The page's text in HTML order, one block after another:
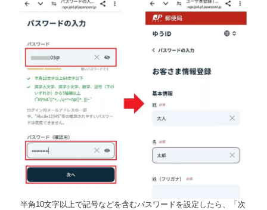
半角10文字以上で記号などを含むパスワードを設定したら、「次